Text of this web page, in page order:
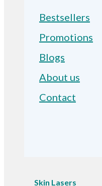
Bestsellers
Promotions
Blogs
About us
Contact
Skin Lasers